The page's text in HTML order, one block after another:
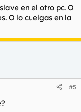
en el otro pc. O
O lo cuelgas en la
#5